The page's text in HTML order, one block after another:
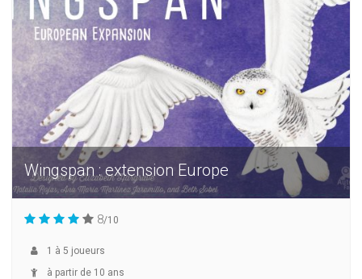
Wingspan : extension Europe
8/10
1 à 5 joueurs
à partir de 10 ans